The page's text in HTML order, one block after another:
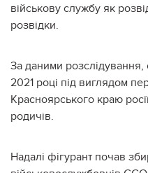
військову службу як
розвідки.
За даними розслідування,
2021 році під виглядом
Красноярського краю
родичів.
Надалі фігурант почав